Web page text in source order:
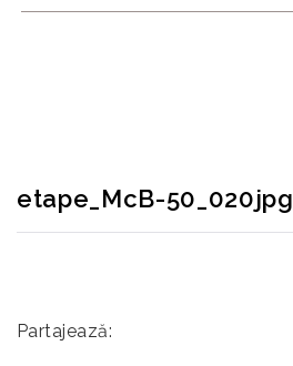
etape_McB-50_020jpg
Partajează: